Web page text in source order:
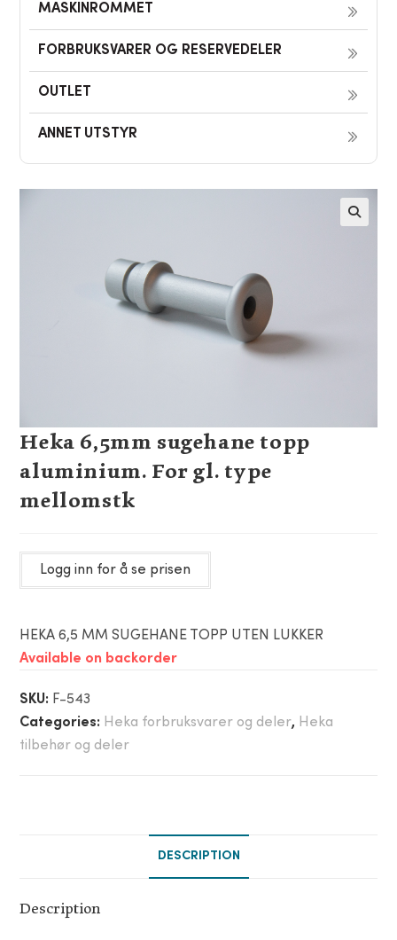
MASKINROMMET
FORBRUKSVARER OG RESERVEDELER
OUTLET
ANNET UTSTYR
Heka 6,5mm sugehane topp
aluminium. For gl. type
mellomstk
Logg inn for å se prisen
HEKA 6,5 MM SUGEHANE TOPP UTEN LUKKER
Available on backorder
SKU: F-543
Categories: Heka forbruksvarer og deler, Heka
tilbehør og deler
DESCRIPTION
Description